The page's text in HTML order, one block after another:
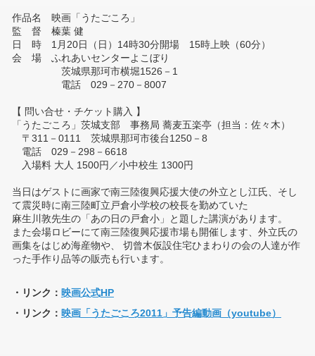
作品名 映画「うたごころ」
監 督 榛葉 健
日 時 1月20日（日）14時30分開場 15時上映（60分）
会 場 ふれあいセンターよこぼり
茨城県那珂市横堀1526－1
電話 029－270－8007
【 問い合せ・チケット購入 】
「うたごころ」茨城支部 事務局 蕎麦五楽亭（担当：佐々木）
〒311－0111 茨城県那珂市後台1250－8
電話 029－298－6618
入場料 大人 1500円／小中校生 1300円
当日はゲストに画家で南三陸復興応援大使の外立とし江氏、そし
て震災時に南三陸町立戸倉小学校の校長を勤めていた
麻生川敦先生の「あの日の戸倉小」と題した講演があります。
また会場ロビーにて南三陸復興応援市場も開催します、外立氏の
画集をはじめ海産物や、 切曾木仮設住宅ひまわりの会の人達が作
った手作り品等の販売も行います。
・リンク： 映画公式HP
・リンク： 映画「うたごころ2011」予告編動画（youtube）